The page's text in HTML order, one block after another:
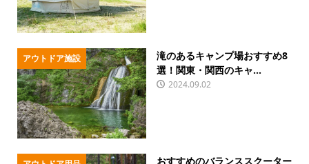
アウトドア施設
滝のあるキャンプ場おすすめ8
選！関東・関西のキャ...
2024.09.02
おすすめのバランススクーター